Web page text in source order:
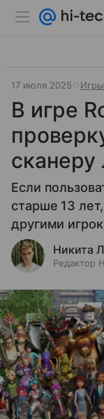
17 июля 2025 Игры
В игре
сканеру
Если
старше 13
другими
Никита
Редактор